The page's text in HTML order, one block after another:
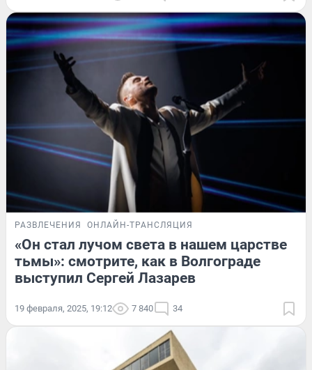
РАЗВЛЕЧЕНИЯ ОНЛАЙН-ТРАНСЛЯЦИЯ
«Он стал лучом света в нашем царстве
тьмы»: смотрите, как в Волгограде
выступил Сергей Лазарев
19 февраля, 2025, 19:12 7 840 34